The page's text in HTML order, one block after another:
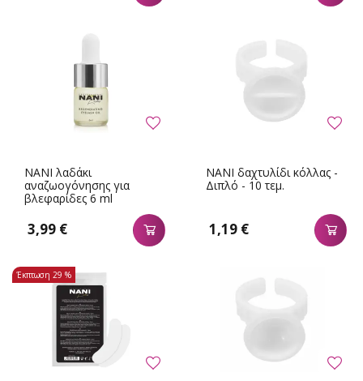
NANI λαδάκι
αναζωογόνησης για
βλεφαρίδες 6 ml
3,99 €
NANI δαχτυλίδι κόλλας -
Διπλό - 10 τεμ.
1,19 €
Έκπτωση 29 %